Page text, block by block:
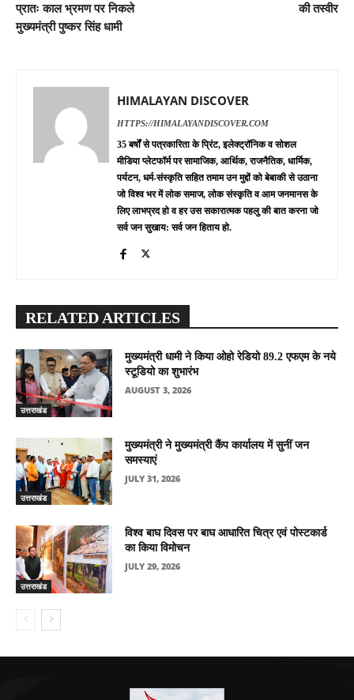
प्रातः काल भ्रमण पर निकले
मुख्यमंत्री पुष्कर सिंह धामी
की तस्वीर
HIMALAYAN DISCOVER
HTTPS://HIMALAYANDISCOVER.COM
35 बर्षों से पत्रकारिता के प्रिंट, इलेक्ट्रॉनिक व सोशल
मीडिया प्लेटफॉर्म पर सामाजिक, आर्थिक, राजनैतिक, धार्मिक,
पर्यटन, धर्म-संस्कृति सहित तमाम उन मुद्दों को बेबाकी से उठाना
जो विश्व भर में लोक समाज, लोक संस्कृति व आम जनमानस के
लिए लाभप्रद हो व हर उस सकारात्मक पहलु की बात करना जो
सर्व जन सुखाय: सर्व जन हिताय हो.
RELATED ARTICLES
उत्तराखंड
मुख्यमंत्री धामी ने किया ओहो रेडियो 89.2 एफएम के नये
स्टूडियो का शुभारंभ
AUGUST 3, 2026
उत्तराखंड
मुख्यमंत्री ने मुख्यमंत्री कैंप कार्यालय में सुनीं जन
समस्याएं
JULY 31, 2026
उत्तराखंड
विश्व बाघ दिवस पर बाघ आधारित चित्र एवं पोस्टकार्ड
का किया विमोचन
JULY 29, 2026